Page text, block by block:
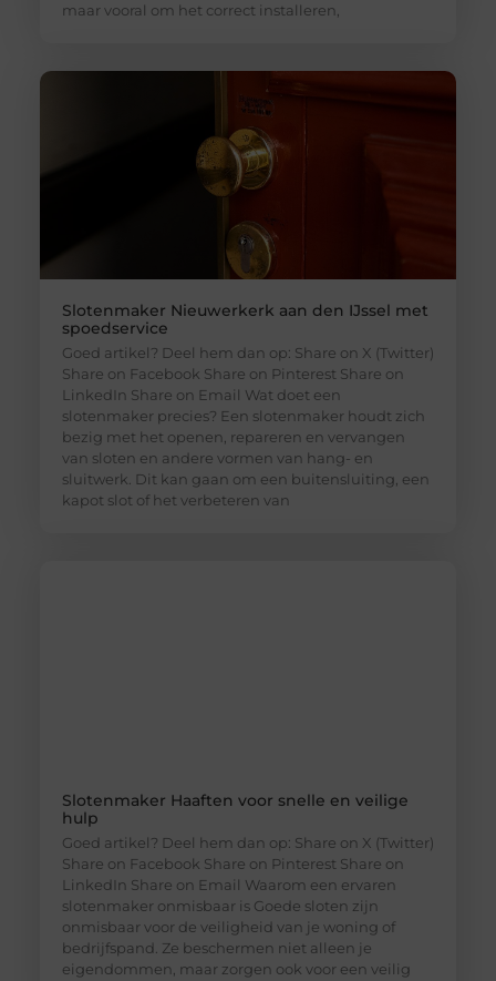
maar vooral om het correct installeren,
Slotenmaker Nieuwerkerk aan den IJssel met
spoedservice
Goed artikel? Deel hem dan op: Share on X (Twitter)
Share on Facebook Share on Pinterest Share on
LinkedIn Share on Email Wat doet een
slotenmaker precies? Een slotenmaker houdt zich
bezig met het openen, repareren en vervangen
van sloten en andere vormen van hang- en
sluitwerk. Dit kan gaan om een buitensluiting, een
kapot slot of het verbeteren van
Slotenmaker Haaften voor snelle en veilige
hulp
Goed artikel? Deel hem dan op: Share on X (Twitter)
Share on Facebook Share on Pinterest Share on
LinkedIn Share on Email Waarom een ervaren
slotenmaker onmisbaar is Goede sloten zijn
onmisbaar voor de veiligheid van je woning of
bedrijfspand. Ze beschermen niet alleen je
eigendommen, maar zorgen ook voor een veilig